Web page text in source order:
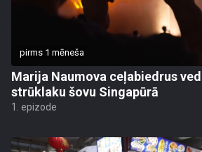
pirms 1 mēneša
Marija Naumova ceļabiedrus
strūklaku šovu Singapūrā
1. epizode